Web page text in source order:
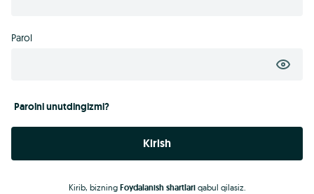
Parol
Parolni unutdingizmi?
Kirish
Kirib, bizning Foydalanish shartlariqabul qilasiz.